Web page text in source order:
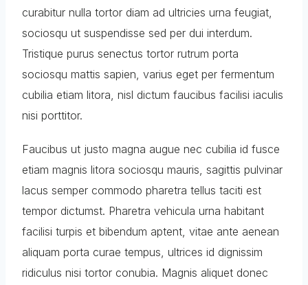
curabitur nulla tortor diam ad ultricies urna feugiat,
sociosqu ut suspendisse sed per dui interdum.
Tristique purus senectus tortor rutrum porta
sociosqu mattis sapien, varius eget per fermentum
cubilia etiam litora, nisl dictum faucibus facilisi iaculis
nisi porttitor.
Faucibus ut justo magna augue nec cubilia id fusce
etiam magnis litora sociosqu mauris, sagittis pulvinar
lacus semper commodo pharetra tellus taciti est
tempor dictumst. Pharetra vehicula urna habitant
facilisi turpis et bibendum aptent, vitae ante aenean
aliquam porta curae tempus, ultrices id dignissim
ridiculus nisi tortor conubia. Magnis aliquet donec